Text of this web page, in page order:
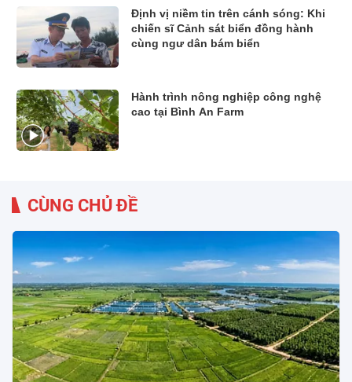
Định vị niềm tin trên cánh sóng: Khi
chiến sĩ Cảnh sát biển đồng hành
cùng ngư dân bám biển
Hành trình nông nghiệp công nghệ
cao tại Bình An Farm
CÙNG CHỦ ĐỀ